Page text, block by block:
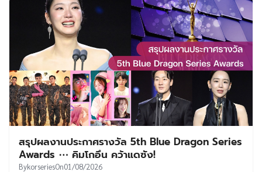
สรุปผลงานประกาศรางวัล 5th Blue Dragon Series
Awards ⋯ คิมโกอึน คว้าแดซัง!
BykorseriesOn01/08/2026